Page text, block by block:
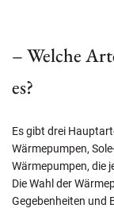
– Welche
es?
Es gibt drei
Wärmepumpen,
Wärmepumpen, die
Die Wahl der
Gegebenheiten und